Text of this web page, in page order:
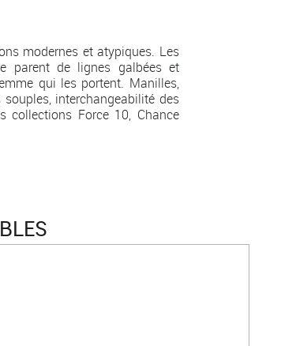
modernes et atypiques. Les
parent de lignes galbées et
qui les portent. Manilles,
interchangeabilité des
collections Force 10, Chance